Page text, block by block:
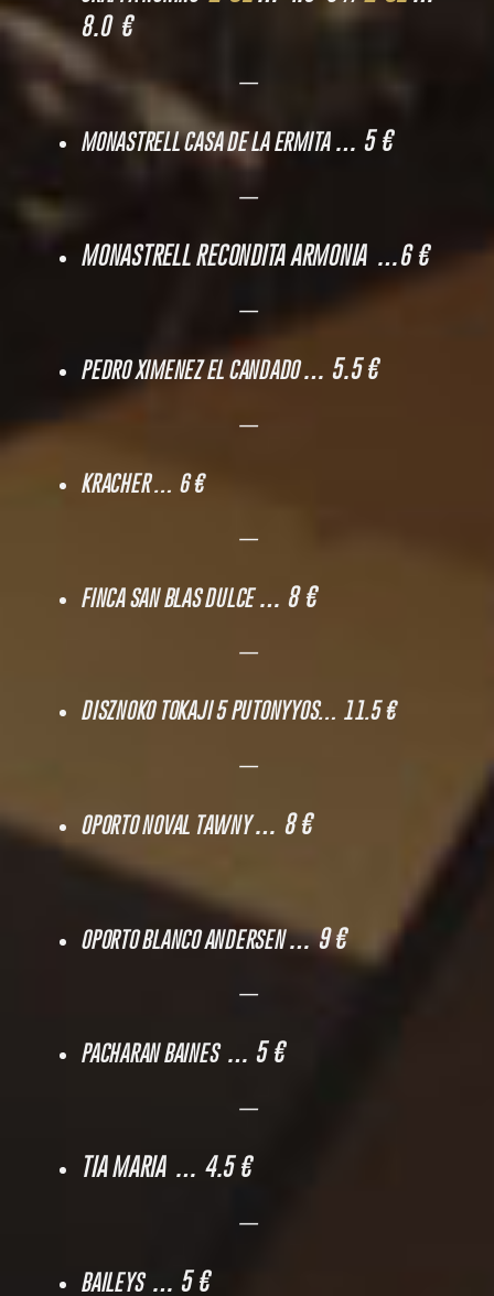
8.0 €
—
MONASTRELL CASA DE LA ERMITA… 5 €
—
MONASTRELL RECONDITA ARMONIA …6 €
—
PEDRO XIMENEZ EL CANDADO… 5.5 €
—
KRACHER… 6 €
—
FINCA SAN BLAS DULCE… 8 €
—
DISZNOKO TOKAJI 5 PUTONYYOS… 11.5 €
—
OPORTO NOVAL TAWNY… 8 €
OPORTO BLANCO ANDERSEN… 9 €
—
PACHARAN BAINES … 5 €
—
TIA MARIA … 4.5 €
—
BAILEYS … 5 €